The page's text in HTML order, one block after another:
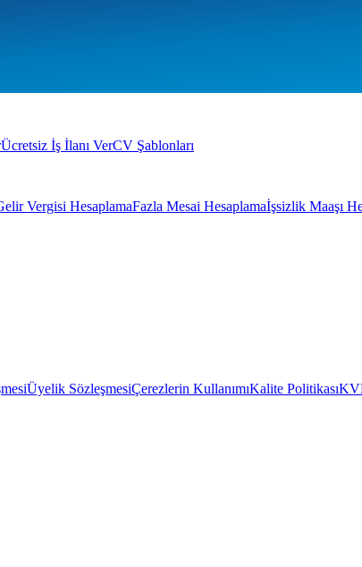
Ücretsiz İş İlanı VerCV Şablonları
Vergisi HesaplamaFazla Mesai Hesaplamaİşsizlik Maaşı
Üyelik SözleşmesiÇerezlerin KullanımıKalite Politikası